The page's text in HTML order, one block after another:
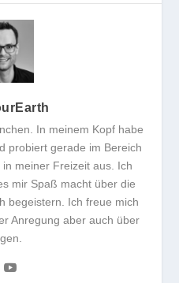
In meinem Kopf habe
probiert gerade im Bereich
meiner Freizeit aus. Ich
mir Spaß macht über die
begeistern. Ich freue mich
Anregung aber auch über